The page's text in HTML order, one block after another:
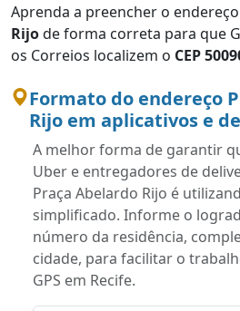
Aprenda a preencher o
Rijode forma correta para que
os Correios localizem o CEP
Formato do endereço
Rijo em aplicativos e
A melhor forma de garantir
Uber e entregadores de
Praça Abelardo Rijo é
simplificado. Informe o
número da residência,
cidade, para facilitar o
GPS em Recife.